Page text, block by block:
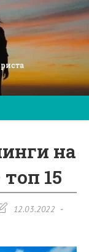
на
15
12.03.2022